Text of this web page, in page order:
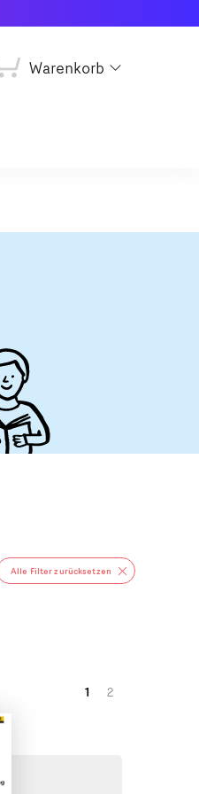
Warenkorb
Alle Filter zurücksetzen
1 2